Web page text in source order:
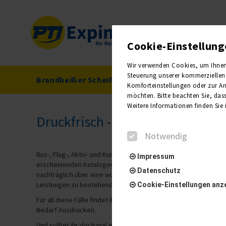
Brandheißer Scheiß PTI
Druckfrisch - Unsere neuen
Bus-, Flug-, Aktiv- und Kurreisen, Kreuzfahrten auf hoher See
erscheinenden Katalogen. Da Gutes jedoch bekanntlich
nachträglich über eine wunderbare neue Reise stolpern,
Leistungen zu bestehenden Reisen anbieten, welche nicht im
Für all diese Fälle findet ihr hier die neuen bzw. aktualisierten
Bedarf Ausdrucken.
Cookie-
Wir verwenden Cookies, um
Steuerung unserer
Komforteinstellungen oder zur
möchten. Bitte beachten Sie,
Weitere Informationen finden
Notwendig
Impressum
Datenschutz
Cookie-Einstellungen